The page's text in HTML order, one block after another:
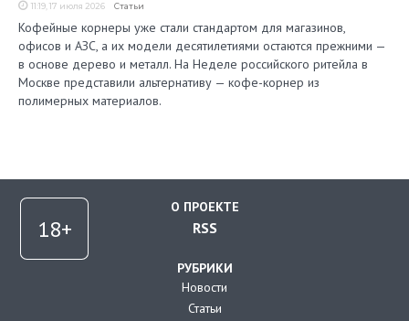
11:19, 17 июля 2026 Статьи
Кофейные корнеры уже стали стандартом для магазинов,
офисов и АЗС, а их модели десятилетиями остаются прежними —
в основе дерево и металл. На Неделе российского ритейла в
Москве представили альтернативу — кофе-корнер из
полимерных материалов.
О ПРОЕКТЕ
RSS
РУБРИКИ
Новости
Статьи